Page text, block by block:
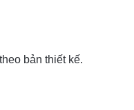
bản thiết kế.